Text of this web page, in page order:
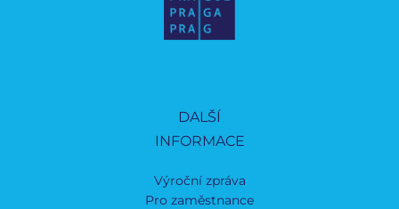
DALŠÍ
INFORMACE
Výroční zpráva
Pro zaměstnance